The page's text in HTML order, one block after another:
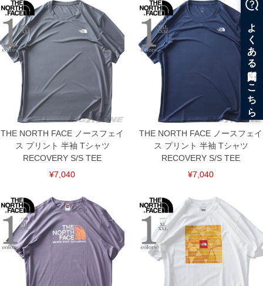
THE NORTH FACE ノースフェイ
ス プリント 半袖 Tシャツ
RECOVERY S/S TEE
¥7,040
THE NORTH FACE ノースフェイ
ス プリント 半袖 Tシャツ
RECOVERY S/S TEE
¥7,040